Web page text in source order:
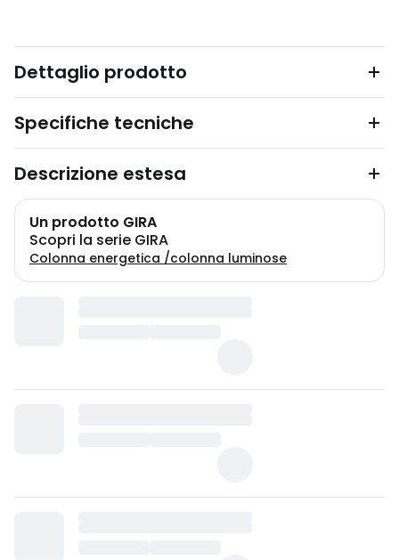
Dettaglio prodotto
Specifiche tecniche
Descrizione estesa
Un prodotto GIRA
Scopri la serie GIRA
Colonna energetica /colonna luminose